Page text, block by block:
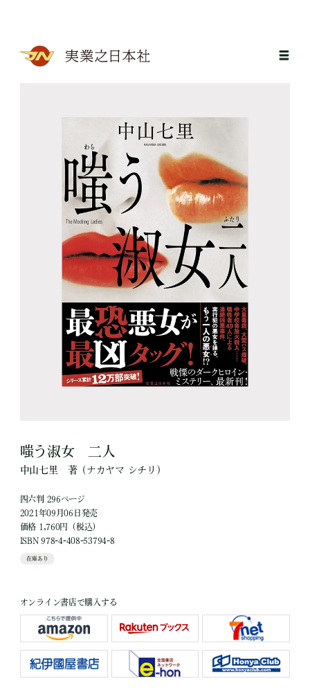
嗤う淑女 二人
中山七里 著（ナカヤマ シチリ）
四六判 296ページ
2021年09月06日発売
価格 1,760円（税込）
ISBN 978-4-408-53794-8
在庫あり
オンライン書店で購入する